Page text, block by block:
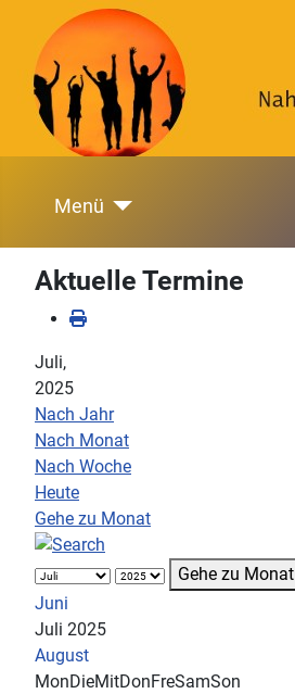
Menü
Aktuelle Termine
Juli,
2025
Nach Jahr
Nach Monat
Nach Woche
Heute
Gehe zu Monat
Gehe zu Monat
Juni
Juli 2025
August
MonDieMitDonFreSamSon